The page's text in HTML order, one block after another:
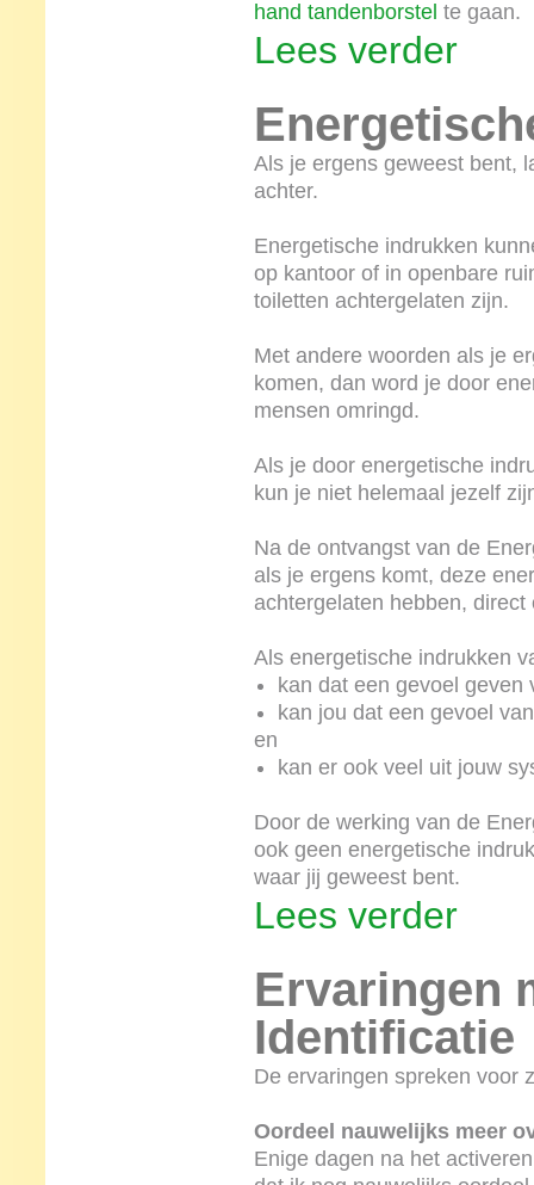
hand tandenborstel te gaan.
Lees verder
Als je ergens geweest bent,
achter.
Energetische indrukken
op kantoor of in openbare
toiletten achtergelaten zijn.
Met andere woorden als je
komen, dan word je door
mensen omringd.
Als je door energetische
kun je niet helemaal jezelf
Na de ontvangst van de
als je ergens komt, deze
achtergelaten hebben, direct
Als energetische indrukken
kan dat een gevoel geven
kan jou dat een gevoel
en
kan er ook veel uit jouw
Door de werking van de
ook geen energetische
waar jij geweest bent.
Lees verder
Ervaringen
Identificatie
De ervaringen spreken voor
Oordeel nauwelijks meer
Enige dagen na het